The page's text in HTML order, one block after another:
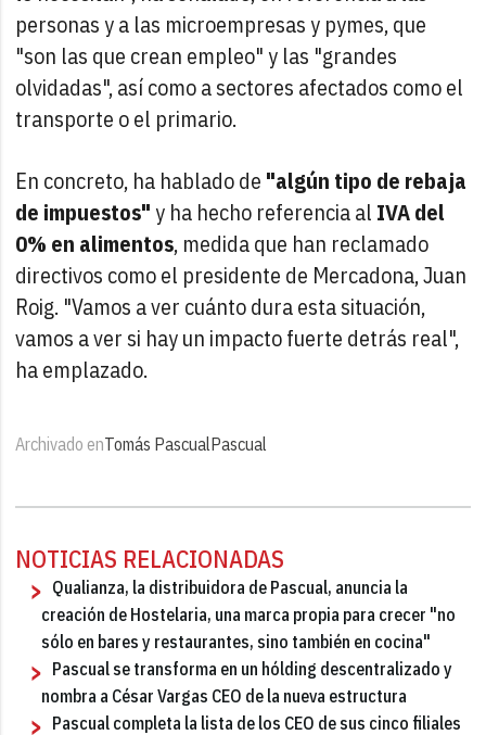
personas y a las microempresas y pymes, que
"son las que crean empleo" y las "grandes
olvidadas", así como a sectores afectados como el
transporte o el primario.
En concreto, ha hablado de "algún tipo de rebaja
de impuestos"y ha hecho referencia al IVA del
0% en alimentos, medida que han reclamado
directivos como el presidente de Mercadona, Juan
Roig. "Vamos a ver cuánto dura esta situación,
vamos a ver si hay un impacto fuerte detrás real",
ha emplazado.
Archivado enTomás PascualPascual
NOTICIAS RELACIONADAS
Qualianza, la distribuidora de Pascual, anuncia la
creación de Hostelaria, una marca propia para crecer "no
sólo en bares y restaurantes, sino también en cocina"
Pascual se transforma en un hólding descentralizado y
nombra a César Vargas CEO de la nueva estructura
Pascual completa la lista de los CEO de sus cinco filiales